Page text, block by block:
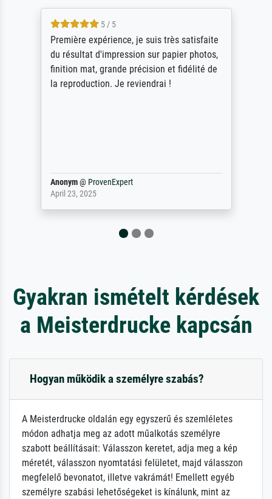
4.5 / 5
ik beoordeel Meisterdrucke zeer positief.
Door de 69505 beschikbare kunstenaars
scrollen is echter onbegonnen werk (na
stoppen begint het weer van voor af aan).
philip@ProvenExpert
September 23, 2025
Gyakran ismételt kérdések
a Meisterdrucke kapcsán
Hogyan működik a személyre szabás?
A Meisterdrucke oldalán egy egyszerű és szemléletes
módon adhatja meg az adott műalkotás személyre
szabott beállításait: Válasszon keretet, adja meg a kép
méretét, válasszon nyomtatási felületet, majd válasszon
megfelelő bevonatot, illetve vakrámát! Emellett egyéb
személyre szabási lehetőségeket is kínálunk, mint az